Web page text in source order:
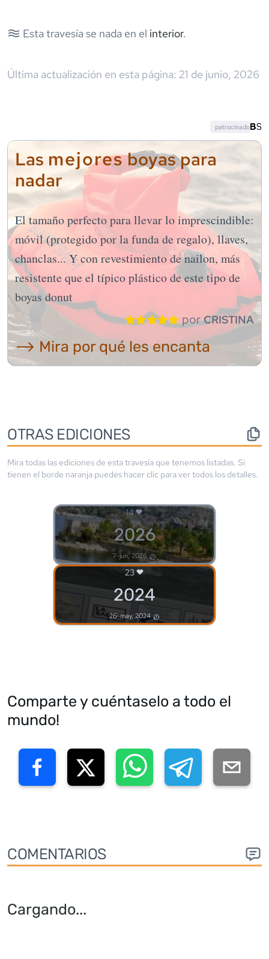
Esta travesía se nada en el interior.
Última actualización en esta página: 21 de junio, 2026
Las mejoresboyas para
nadar
El tamaño perfecto para llevar lo imprescindible:
móvil (protegido por la funda de regalo), llaves,
chanclas... Y con revestimiento de nailon, más
resistente que el típico plástico de este tipo de
boyas donut
porCRISTINA
⟶ Mira por qué les encanta
patrocinado
OTRAS EDICIONES
Mira todas las ediciones de esta travesía que tenemos listadas. Si
tienen el borde naranja puedes hacer clic para ver todos los detalles.
14
2026
7-jun, 2026
23
2024
26-may, 2024
Comparte y cuéntaselo a todo el
mundo!
COMENTARIOS
Cargando...